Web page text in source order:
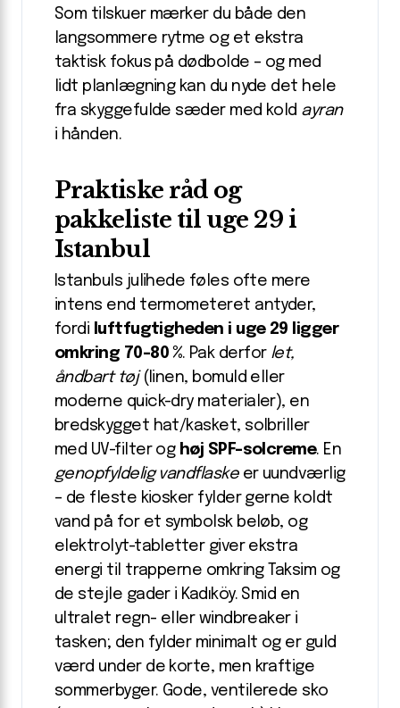
Som tilskuer mærker du både den
langsommere rytme og et ekstra
taktisk fokus på dødbolde – og med
lidt planlægning kan du nyde det hele
fra skyggefulde sæder med kold ayran
i hånden.
Praktiske råd og
pakkeliste til uge 29 i
Istanbul
Istanbuls julihede føles ofte mere
intens end termometeret antyder,
fordi luftfugtigheden i uge 29 ligger
omkring 70-80 %. Pak derfor let,
åndbart tøj(linen, bomuld eller
moderne quick-dry materialer), en
bredskygget hat/kasket, solbriller
med UV-filter og høj SPF-solcreme. En
genopfyldelig vandflaskeer uundværlig
– de fleste kiosker fylder gerne koldt
vand på for et symbolsk beløb, og
elektrolyt-tabletter giver ekstra
energi til trapperne omkring Taksim og
de stejle gader i Kadıköy. Smid en
ultralet regn- eller windbreaker i
tasken; den fylder minimalt og er guld
værd under de korte, men kraftige
sommerbyger. Gode, ventilerede sko